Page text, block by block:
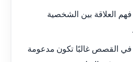
العلاقة بين الشخصية
في القصص غالبًا تكون مدعومة